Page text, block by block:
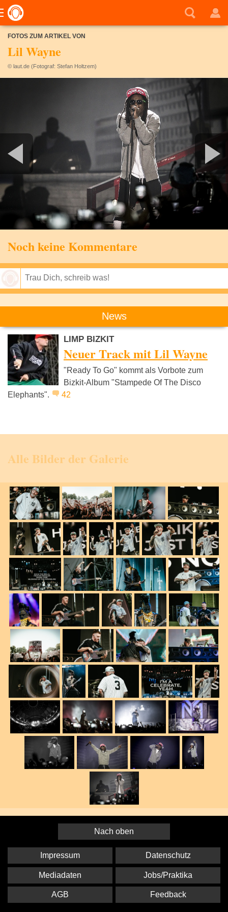
FOTOS ZUM ARTIKEL VON
Lil Wayne
© laut.de (Fotograf: Stefan Holtzem)
Noch keine Kommentare
News
LIMP BIZKIT
Neuer Track mit Lil Wayne
"Ready To Go" kommt als Vorbote zum
Bizkit-Album "Stampede Of The Disco
Elephants".
42
Alle Bilder der Galerie
Nach oben
Impressum Datenschutz
Mediadaten Jobs/Praktika
AGB Feedback